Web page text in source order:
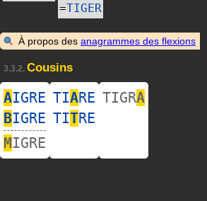
=TIGER
À propos des anagrammes des flexions
3.3.2. Cousins
AIGRE
BIGRE
MIGRE
TIARE
TITRE
TIGRA